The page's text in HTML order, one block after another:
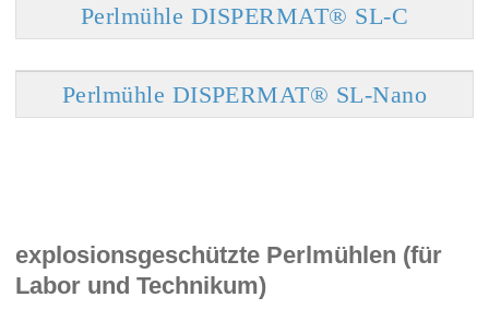
Perlmühle DISPERMAT® SL-C
Perlmühle DISPERMAT® SL-Nano
explosionsgeschützte Perlmühlen (für
Labor und Technikum)